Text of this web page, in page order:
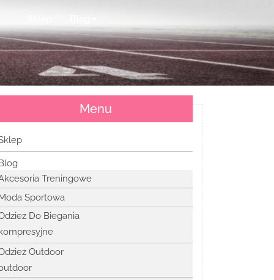
Menu
Treningowe
Sportowa
Do Biegania
Outdoor